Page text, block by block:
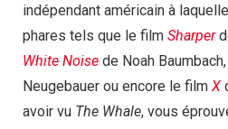
indépendant américain à
phares tels que le film Sharper
White Noise de Noah
Neugebauer ou encore le film X
avoir vu The Whale, vous